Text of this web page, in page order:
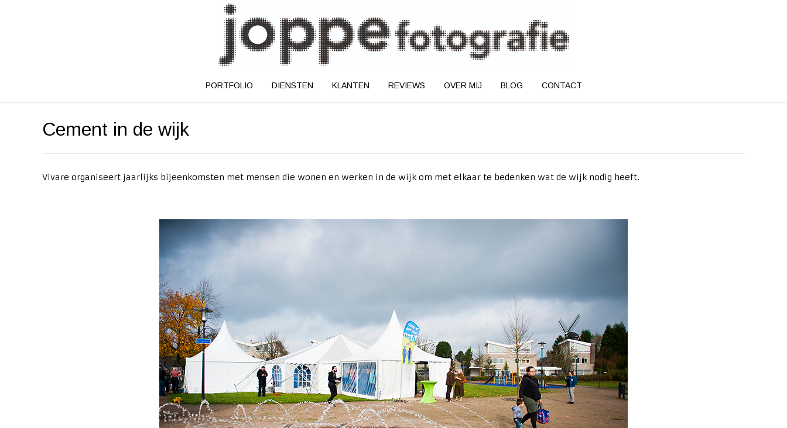
PORTFOLIO DIENSTEN KLANTEN REVIEWS OVER MIJ BLOG CONTACT
Cement in de wijk
Vivare organiseert jaarlijks bijeenkomsten met mensen die wonen en werken in de wijk om met elkaar te bedenken wat de wijk nodig heeft.